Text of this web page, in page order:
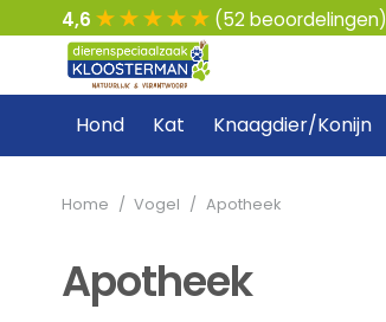
4,6 (52 beoordelingen)
Hond Kat Knaagdier/Konijn
Home / Vogel / Apotheek
Apotheek